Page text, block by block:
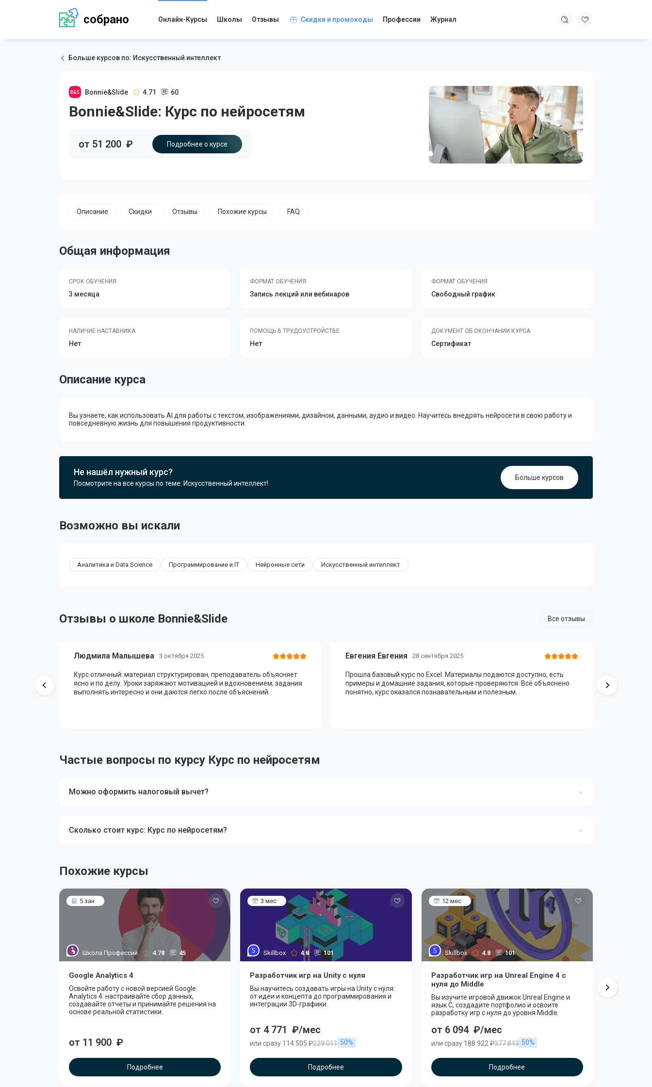
собрано Онлайн-Курсы Школы Отзывы Скидки и промокоды Профессии Журнал
Больше курсов по: Искусственный интеллект
Bonnie&Slide 4.71 60
Bonnie&Slide: Курс по нейросетям
от 51 200 ₽ Подробнее о курсе
Описание Скидки Отзывы Похожие курсы FAQ
Общая информация
СРОК ОБУЧЕНИЯ
3 месяца
ФОРМАТ ОБУЧЕНИЯ
Запись лекций или вебинаров
ФОРМАТ ОБУЧЕНИЯ
Свободный график
НАЛИЧИЕ НАСТАВНИКА
Нет
ПОМОЩЬ В ТРУДОУСТРОЙСТВЕ
Нет
ДОКУМЕНТ ОБ ОКОНЧАНИИ КУРСА
Сертификат
Описание курса
Вы узнаете, как использовать AI для работы с текстом, изображениями, дизайном, данными, аудио и видео. Научитесь внедрять нейросети в свою работу и
повседневную жизнь для повышения продуктивности.
Не нашёл нужный курс?
Посмотрите на все курсы по теме: Искусственный интеллект!
Больше курсов
Возможно вы искали
Аналитика и Data Science Программирование и IT Нейронные сети Искусственный интеллект
Отзывы о школе Bonnie&Slide Все отзывы
Людмила Малышева 3 октября 2025
Курс отличный: материал структурирован, преподаватель объясняет
ясно и по делу. Уроки заряжают мотивацией и вдохновением, задания
выполнять интересно и они даются легко после объяснений.
Евгения Евгения 28 сентября 2025
Прошла базовый курс по Excel. Материалы подаются доступно, есть
примеры и домашние задания, которые проверяются. Всё объяснено
понятно, курс оказался познавательным и полезным.
Частые вопросы по курсу Курс по нейросетям
Можно оформить налоговый вычет?
Сколько стоит курс: Курс по нейросетям?
Похожие курсы
5 зан
Школа Профессий 4.78 45
Google Analytics 4
Освойте работу с новой версией Google
Analytics 4: настраивайте сбор данных,
создавайте отчеты и принимайте решения на
основе реальной статистики.
от 11 900 ₽
Подробнее
3 мес
Skillbox 4.8 101
Разработчик игр на Unity с нуля
Вы научитесь создавать игры на Unity с нуля:
от идеи и концепта до программирования и
интеграции 3D-графики.
от 4 771 ₽/мес
или сразу 114 505 ₽229 011 50%
Подробнее
12 мес
Skillbox 4.8 101
Разработчик игр на Unreal Engine 4 с
нуля до Middle
Вы изучите игровой движок Unreal Engine и
язык C, создадите портфолио и освоите
разработку игр с нуля до уровня Middle.
от 6 094 ₽/мес
или сразу 188 922 ₽377 843 50%
Подробнее